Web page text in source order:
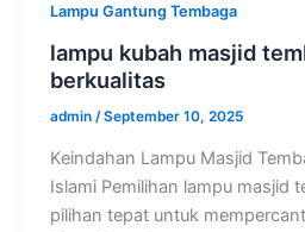
Lampu Gantung Tembaga
lampu kubah masjid
berkualitas
admin /September 10, 2025
Keindahan Lampu Masjid
Islami Pemilihan lampu masjid
pilihan tepat untuk